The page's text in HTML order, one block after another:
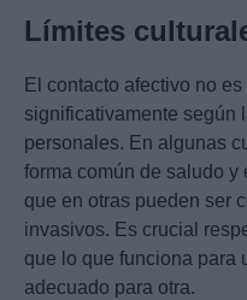
Límites
El contacto afectivo no
significativamente según
personales. En algunas
forma común de saludo y
que en otras pueden ser
invasivos. Es crucial
que lo que funciona para
adecuado para otra.